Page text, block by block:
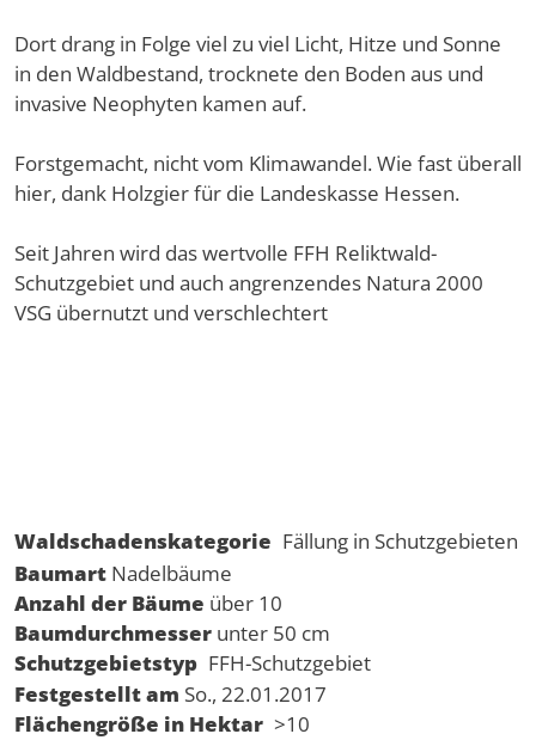
Dort drang in Folge viel zu viel Licht, Hitze und Sonne
in den Waldbestand, trocknete den Boden aus und
invasive Neophyten kamen auf.
Forstgemacht, nicht vom Klimawandel. Wie fast überall
hier, dank Holzgier für die Landeskasse Hessen.
Seit Jahren wird das wertvolle FFH Reliktwald-
Schutzgebiet und auch angrenzendes Natura 2000
VSG übernutzt und verschlechtert
Waldschadenskategorie Fällung in Schutzgebieten
Baumart Nadelbäume
Anzahl der Bäume über 10
Baumdurchmesser unter 50 cm
Schutzgebietstyp FFH-Schutzgebiet
Festgestellt am So., 22.01.2017
Flächengröße in Hektar >10